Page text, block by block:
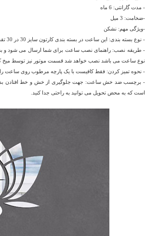
- مدت گارانتی: 6 ماه
-ضخامت: 3 میل
-ویژگی مهم: نشکن
- نوع بسته بندی: این ساعت در بسته بندی کارتون سایز 30 در 30 تقدیم شما می باشد که پس از نصب به سایز اصلی تبدیل می شود.
- طریقه نصب: راهنمای نصب ساعت برای شما ارسال می شود و
نوع ساعت می باشد نصب خواهد شد قسمت موتور نیز توسط میخ
- نحوه تمیز کردن: فقط کافیست با یک پارچه مرطوب روی ساعت را
- برچسب ضد خش ساعت: جهت جلوگیری از خش و خط افتادن
است که به محض تحویل می توانید به راحتی جدا کنید.